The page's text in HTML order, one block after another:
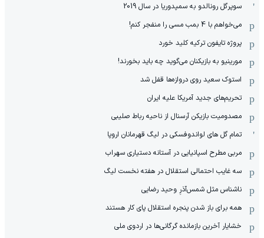
سوپرگل رونالدو به سمپدوریا در سال 2019
می‌خواهم با 4 بمب مسی را منفجر کنم!
پروژه تایفون ترکیه کلید خورد
مورینیو به بازیکنان می‌گوید چه باید بخورند!
استوک سعید روی دروازه‌ها قفل شد
تحریم‌های جدید آمریکا علیه ایران
مصدومیت بازیکن آرسنال از ناحیه رباط صلیبی
تمام گل های لواندوفسکی در لیگ قهرمانان اروپا
مربی مطرح اسپانیایی در آستانه دستیاری سهراب
سه غایب احتمالی استقلال در هفته نخست لیگ
ناشناس مثل شمس‌آذرِ وحید رضایی
همه برای باز شدن پنجره استقلال پای کار هستند
خشایار آخرین بازمانده گرگانی‌ها در اردوی ملی